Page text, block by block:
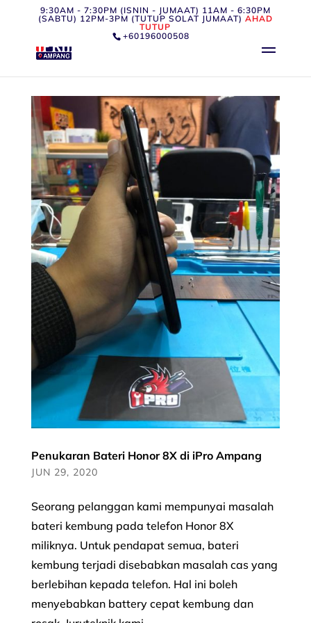
9:30AM - 7:30PM (ISNIN - JUMAAT) 11AM - 6:30PM
(SABTU) 12PM-3PM (TUTUP SOLAT JUMAAT) AHAD
TUTUP
+60196000508
Penukaran Bateri Honor 8X di iPro Ampang
JUN 29, 2020
Seorang pelanggan kami mempunyai masalah
bateri kembung pada telefon Honor 8X
miliknya. Untuk pendapat semua, bateri
kembung terjadi disebabkan masalah cas yang
berlebihan kepada telefon. Hal ini boleh
menyebabkan battery cepat kembung dan